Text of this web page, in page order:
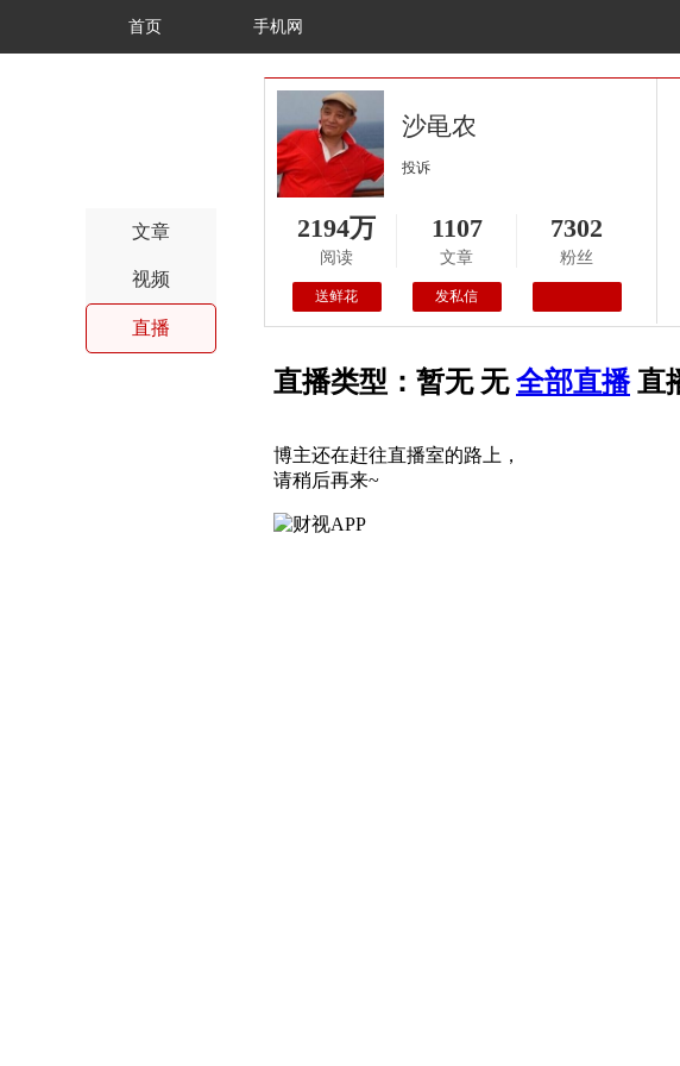
首页 手机网
文章
视频
直播
沙黾农
投诉
2194万
阅读
送鲜花
1107
文章
发私信
7302
粉丝